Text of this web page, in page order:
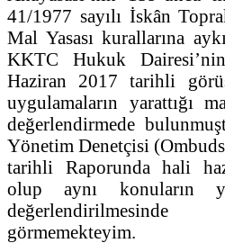
41/1977 sayılı İskân
Mal Yasası kurallarına
KKTC Hukuk
Haziran 2017 tarihli
uygulamaların yarattığı
değerlendirmede
Yönetim Denetçisi
tarihli Raporunda hali
olup aynı konuların
görmemekteyim.